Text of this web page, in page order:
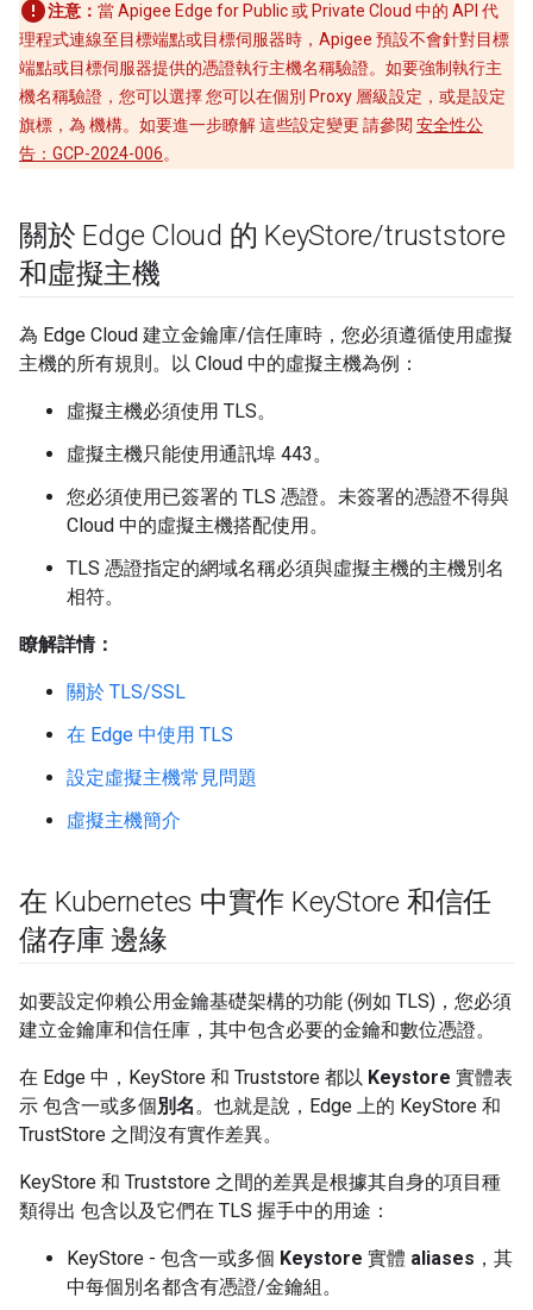
注意： 當 Apigee Edge for Public 或 Private Cloud 中的 API 代
理程式連線至目標端點或目標伺服器時，Apigee 預設不會針對目標
端點或目標伺服器提供的憑證執行主機名稱驗證。如要強制執行主
機名稱驗證，您可以選擇 您可以在個別 Proxy 層級設定，或是設定
旗標，為 機構。如要進一步瞭解 這些設定變更 請參閱 安全性公
告：GCP-2024-006。
關於 Edge Cloud 的 KeyStore/truststore
和虛擬主機
為 Edge Cloud 建立金鑰庫/信任庫時，您必須遵循使用虛擬
主機的所有規則。以 Cloud 中的虛擬主機為例：
虛擬主機必須使用 TLS。
虛擬主機只能使用通訊埠 443。
您必須使用已簽署的 TLS 憑證。未簽署的憑證不得與
Cloud 中的虛擬主機搭配使用。
TLS 憑證指定的網域名稱必須與虛擬主機的主機別名
相符。
瞭解詳情：
關於 TLS/SSL
在 Edge 中使用 TLS
設定虛擬主機常見問題
虛擬主機簡介
在 Kubernetes 中實作 KeyStore 和信任
儲存庫 邊緣
如要設定仰賴公用金鑰基礎架構的功能 (例如 TLS)，您必須
建立金鑰庫和信任庫，其中包含必要的金鑰和數位憑證。
在 Edge 中，KeyStore 和 Truststore 都以 Keystore 實體表
示 包含一或多個別名。也就是說，Edge 上的 KeyStore 和
TrustStore 之間沒有實作差異。
KeyStore 和 Truststore 之間的差異是根據其自身的項目種
類得出 包含以及它們在 TLS 握手中的用途：
KeyStore - 包含一或多個 Keystore 實體 aliases ，其
中每個別名都含有憑證/金鑰組。